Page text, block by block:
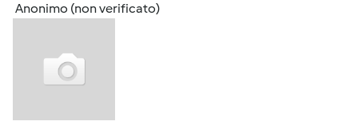
Anonimo (non verificato)